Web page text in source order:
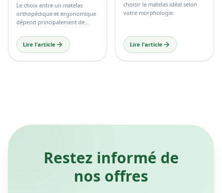
Le choix entre un matelas
orthopédique et ergonomique
dépend principalement de
votre morphologie et de vos
habitudes de sommeil.
Lire l'article
choisir le matelas idéal selon
votre morphologie.
Lire l'article
Restez informé de
nos offres